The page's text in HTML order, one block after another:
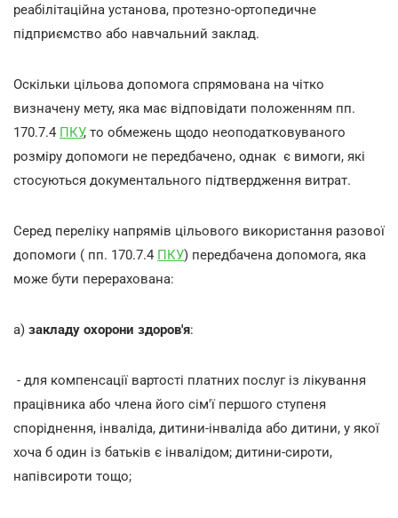
реабілітаційна установа, протезно-ортопедичне
підприємство або навчальний заклад.
Оскільки цільова допомога спрямована на чітко
визначену мету, яка має відповідати положенням пп.
170.7.4 ПКУ, то обмежень щодо неоподатковуваного
розміру допомоги не передбачено, однак є вимоги, які
стосуються документального підтвердження витрат.
Серед переліку напрямів цільового використання разової
допомоги ( пп. 170.7.4 ПКУ) передбачена допомога, яка
може бути перерахована:
а) закладу охорони здоров'я:
- для компенсації вартості платних послуг із лікування
працівника або члена його сім'ї першого ступеня
споріднення, інваліда, дитини-інваліда або дитини, у якої
хоча б один із батьків є інвалідом; дитини-сироти,
напівсироти тощо;